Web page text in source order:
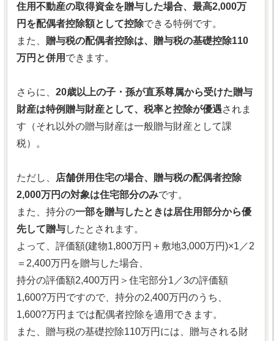
住用不動産の取得資金を贈与した場合、最高2,000万
円を配偶者控除額として控除できる特例です。
また、 贈与税の配偶者控除は、贈与税の基礎控除110
万円と併用 できます。
さらに、 20歳以上の子・孫が直系尊属から受けた贈与
財産は特例贈与財産として、税率と控除が優遇されま
す（それ以外の贈与財産は一般贈与財産として課
税）。
ただし、
店舗併用住宅の場合、贈与税の配偶者控除
2,000万円の対象は住宅部分のみです。
また、持分の一部を贈与したときは居住用部分から優
先して贈与したとされます。
よって、評価額(建物1,800万円＋敷地3,000万円)×1／2
＝2,400万円を贈与した場合、
持分の評価額2,400万円＞住宅部分1／3の評価額
1,600?万円ですので、持分の2,400万円のうち、
1,600?万円までは配偶者控除を適用できます。
また、贈与税の基礎控除110万円には、贈与される財